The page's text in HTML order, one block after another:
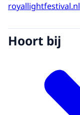
royallightfestival.nl
Hoort bij